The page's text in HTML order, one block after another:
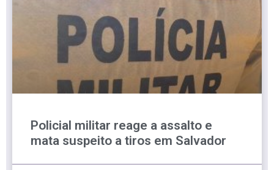
Policial militar reage a assalto e
mata suspeito a tiros em Salvador